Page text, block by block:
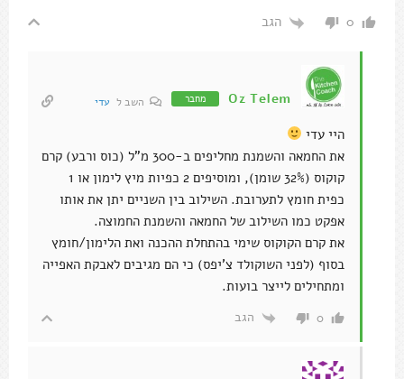
0 הגב
Oz Telem מחבר השב ל עדי
היי עדי
את החמאה והשמנת מחליפים ב-300 מ"ל (כוס ורבע) קרם
קוקוס (32% שומן), ומוסיפים 2 כפיות מיץ לימון או 1
כפית חומץ לתערובת. השילוב בין השניים יתן את אותו
אפקט כמו השילוב של החמאה והשמנת החמוצה.
את קרם הקוקוס שימי בהתחלת ההכנה ואת הלימון/חומץ
בסוף (לפני השוקולד צ'יפס) כי הם מגיבים לאבקת האפייה
ומתחילים לייצר בועות.
0 הגב